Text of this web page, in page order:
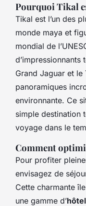
Pourquoi Tikal
Tikal est l’un des
monde maya et
mondial de
d’impressionnants
Grand Jaguar et le
panoramiques
environnante. Ce
simple destination
voyage dans le
Comment
Pour profiter
envisagez de
Cette charmante
une gamme d’